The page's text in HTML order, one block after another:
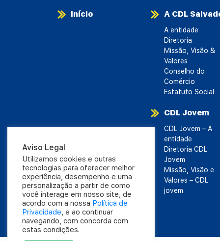
Início A CDL
A entidade
Diretoria
Missão, Visão &
Valores
Conselho do
Comércio
Estatuto Social
CDL Jovem
CDL Jovem – A
entidade
Diretoria CDL
Jovem
Missão, Visão e
Valores – CDL
jovem
Aviso Legal
Utilizamos cookies e outras
tecnologias para oferecer melhor
experiência, desempenho e uma
personalização a partir de como
você interage em nosso site, de
acordo com a nossa Política de
Privacidade, e ao continuar
navegando, com concorda com
estas condições.